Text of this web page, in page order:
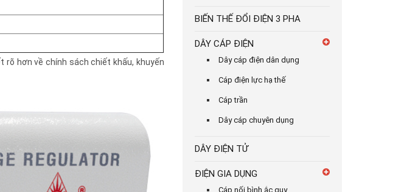
rõ hơn về chính sách chiết khấu, khuyến
BIẾN THẾ ĐỔI ĐIỆN 3 PHA
DÂY CÁP ĐIỆN
Dây cáp điện dân dụng
Cáp điện lực hạ thế
Cáp trần
Dây cáp chuyên dụng
DÂY ĐIỆN TỬ
ĐIỆN GIA DỤNG
Cáp nối bình ắc quy